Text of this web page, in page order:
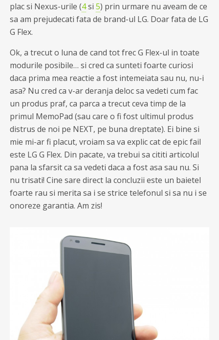
plac si Nexus-urile (4si 5) prin urmare nu aveam de ce
sa am prejudecati fata de brand-ul LG. Doar fata de LG
G Flex.
Ok, a trecut o luna de cand tot frec G Flex-ul in toate
modurile posibile… si cred ca sunteti foarte curiosi
daca prima mea reactie a fost intemeiata sau nu, nu-i
asa? Nu cred ca v-ar deranja deloc sa vedeti cum fac
un produs praf, ca parca a trecut ceva timp de la
primul MemoPad (sau care o fi fost ultimul produs
distrus de noi pe NEXT, pe buna dreptate). Ei bine si
mie mi-ar fi placut, vroiam sa va explic cat de epic fail
este LG G Flex. Din pacate, va trebui sa cititi articolul
pana la sfarsit ca sa vedeti daca a fost asa sau nu. Si
nu trisati! Cine sare direct la concluzii este un baietel
foarte rau si merita sa i se strice telefonul si sa nu i se
onoreze garantia. Am zis!